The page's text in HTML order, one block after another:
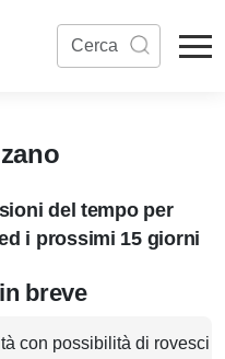
del tempo per
i prossimi 15 giorni
breve
con possibilità di rovesci